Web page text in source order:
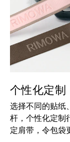
个性化定制
选择不同的贴纸
杆，个性化定制
定肩带，令包袋